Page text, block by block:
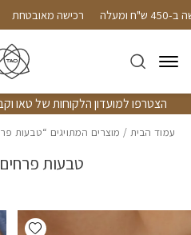
Skip to Content
עד הבית ברכישה ב-450 ש"ח ומעלה
הצטרפו למועדון הלקוחות של טאו וקבלו 10% הנחה ישירות
עמוד הבית / מוצרים המתויגים “טבעות
טבעות פרחים
wishlist
בחזרה למעלה